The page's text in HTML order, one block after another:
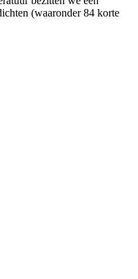
(waaronder 84 korte